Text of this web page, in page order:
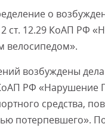
о
ст. 12.29 КоАП РФ
велосипедом».
возбуждены
РФ «Нарушение
средства,
потерпевшего».